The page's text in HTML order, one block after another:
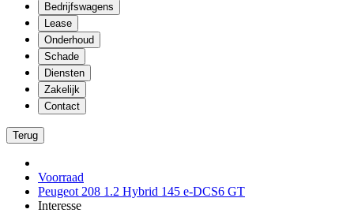
Bedrijfswagens
Lease
Onderhoud
Schade
Diensten
Zakelijk
Contact
Terug
Voorraad
Peugeot 208 1.2 Hybrid 145 e-DCS6 GT
Interesse